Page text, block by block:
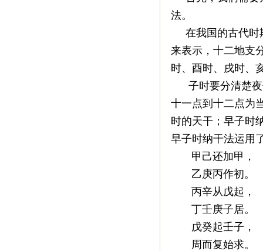
法。
在我国的古代时
来表示，十二地支
时、酉时、戌时、
子时要分清楚夜
十一点到十二点为
时的天干；早子时
早子时纳干法运用
甲己还加甲，
乙庚丙作初。
丙辛从戊起，
丁壬庚子居。
戊癸起壬子，
周而复始求。